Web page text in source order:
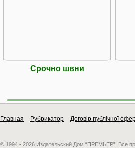
Срочно швни
Главная Рубрикатор Договір публічної
© 1994 - 2026 Издательский Дом “ПРЕМЬЕР”. Все